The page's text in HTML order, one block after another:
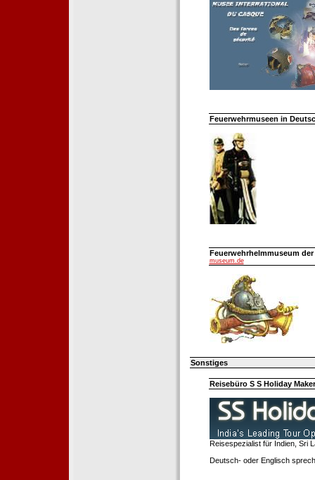
Feuerwehrmuseen in
Feuerwehrhelmmuseum
museum.de
Sonstiges
Reisebüro S S Holiday
Reisespezialist für Indien, Sri
Deutsch- oder Englisch